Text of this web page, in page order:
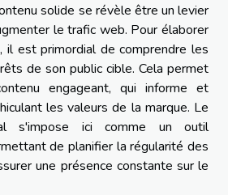
solide se révèle être un levier
le trafic web. Pour élaborer
est primordial de comprendre les
de son public cible. Cela permet
engageant, qui informe et
les valeurs de la marque. Le
s'impose ici comme un outil
de planifier la régularité des
une présence constante sur le